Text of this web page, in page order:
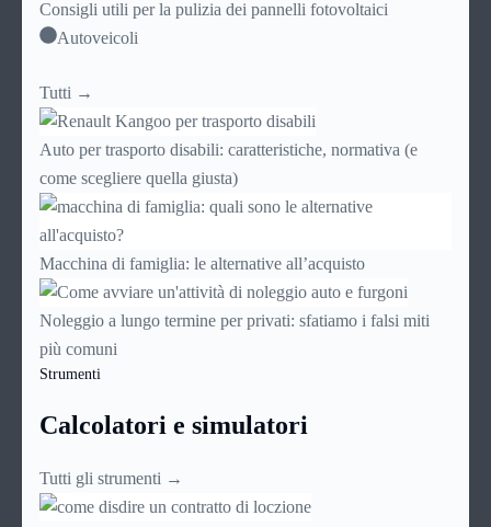
Consigli utili per la pulizia dei pannelli fotovoltaici
Autoveicoli
Tutti →
Auto per trasporto disabili: caratteristiche, normativa (e
come scegliere quella giusta)
Macchina di famiglia: le alternative all’acquisto
Noleggio a lungo termine per privati: sfatiamo i falsi miti
più comuni
Strumenti
Calcolatori e simulatori
Tutti gli strumenti →